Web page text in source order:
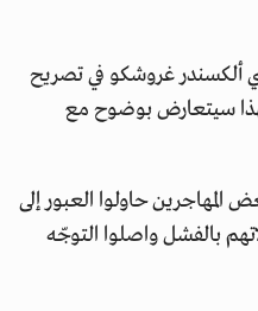
ألكسندر غروشكو في تصريح
سيتعارض بوضوح مع
المهاجرين حاولوا العبور إلى
بالفشل واصلوا التوجّه